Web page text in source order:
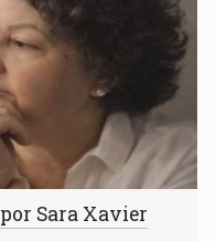
Sara Xavier